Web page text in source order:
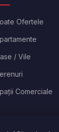
Ofertele
/ Vile
Comerciale